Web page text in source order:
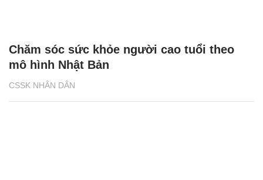
CSSK NHÂN DÂN
Chăm sóc sức khỏe người cao tuổi theo
mô hình Nhật Bản